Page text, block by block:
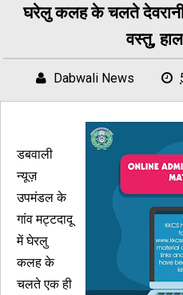
घरेलु कलह के चलते
वस्तु,
Dabwali News
डबवाली
न्यूज़
उपमंडल के
गांव मट्टदादू
में घेरलु
कलह के
चलते एक ही